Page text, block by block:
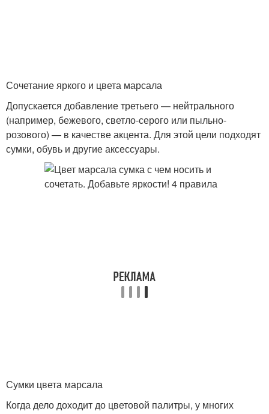
Сочетание яркого и цвета марсала
Допускается добавление третьего — нейтрального
(например, бежевого, светло-серого или пыльно-
розового) — в качестве акцента. Для этой цели подходят
сумки, обувь и другие аксессуары.
Сумки цвета марсала
Когда дело доходит до цветовой палитры, у многих